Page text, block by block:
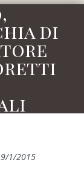
di
1/2015